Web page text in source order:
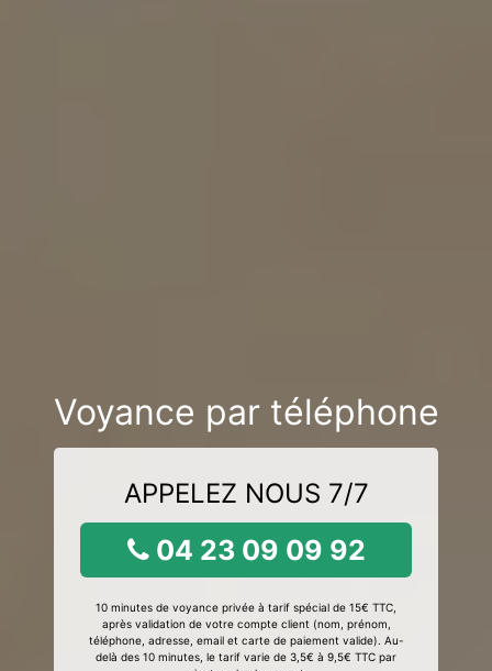
Voyance par téléphone
APPELEZ NOUS 7/7
04 23 09 09 92
10 minutes de voyance privée à tarif spécial de 15€ TTC,
après validation de votre compte client (nom, prénom,
téléphone, adresse, email et carte de paiement valide). Au-
delà des 10 minutes, le tarif varie de 3,5€ à 9,5€ TTC par